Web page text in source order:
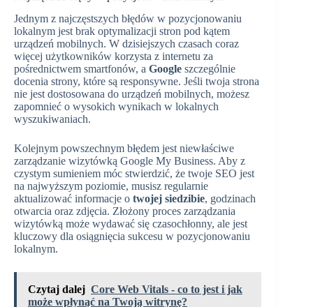
Jednym z najczęstszych błędów w pozycjonowaniu
lokalnym jest brak optymalizacji stron pod kątem
urządzeń mobilnych. W dzisiejszych czasach coraz
więcej użytkowników korzysta z internetu za
pośrednictwem smartfonów, a Google szczególnie
docenia strony, które są responsywne. Jeśli twoja strona
nie jest dostosowana do urządzeń mobilnych, możesz
zapomnieć o wysokich wynikach w lokalnych
wyszukiwaniach.
Kolejnym powszechnym błędem jest niewłaściwe
zarządzanie wizytówką Google My Business. Aby z
czystym sumieniem móc stwierdzić, że twoje SEO jest
na najwyższym poziomie, musisz regularnie
aktualizować informacje o twojej siedzibie, godzinach
otwarcia oraz zdjęcia. Złożony proces zarządzania
wizytówką może wydawać się czasochłonny, ale jest
kluczowy dla osiągnięcia sukcesu w pozycjonowaniu
lokalnym.
Czytaj dalej Core Web Vitals - co to jest i jak
może wpłynąć na Twoją witrynę?